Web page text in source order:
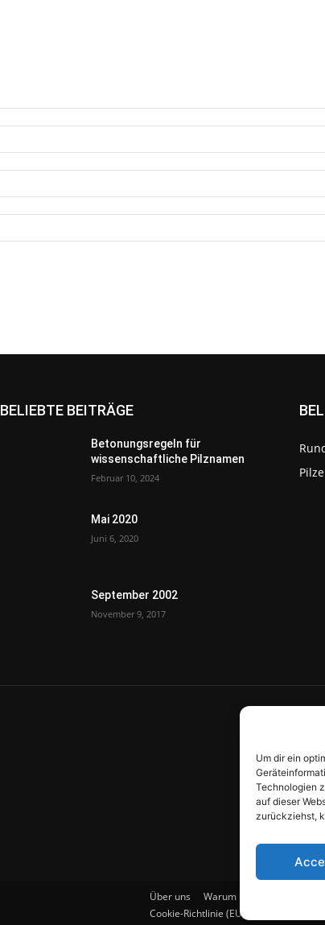
Um dir ein
Technologien
auf dieser
zurückziehst,
BELIEBTE BEITRÄGE
Betonungsregeln für
wissenschaftliche Pilznamen
Februar 10, 2024
Mai 2020
Juni 6, 2020
September 2002
November 9, 2017
Über uns Warum Pilze?
Cookie-Richtlinie (EU)